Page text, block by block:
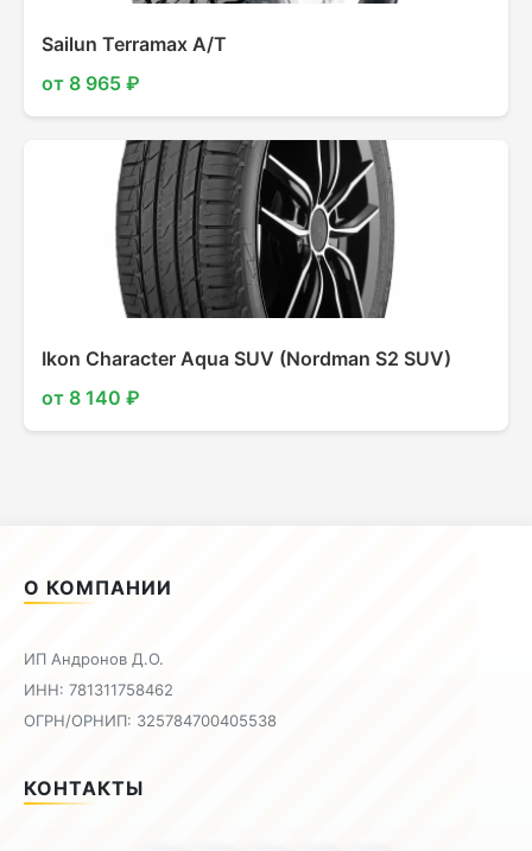
Sailun Terramax A/T
от 8 965 ₽
Ikon Character Aqua SUV (Nordman S2 SUV)
от 8 140 ₽
О КОМПАНИИ
ИП Андронов Д.О.
ИНН: 781311758462
ОГРН/ОРНИП: 325784700405538
КОНТАКТЫ